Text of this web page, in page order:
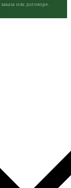
или договоре.